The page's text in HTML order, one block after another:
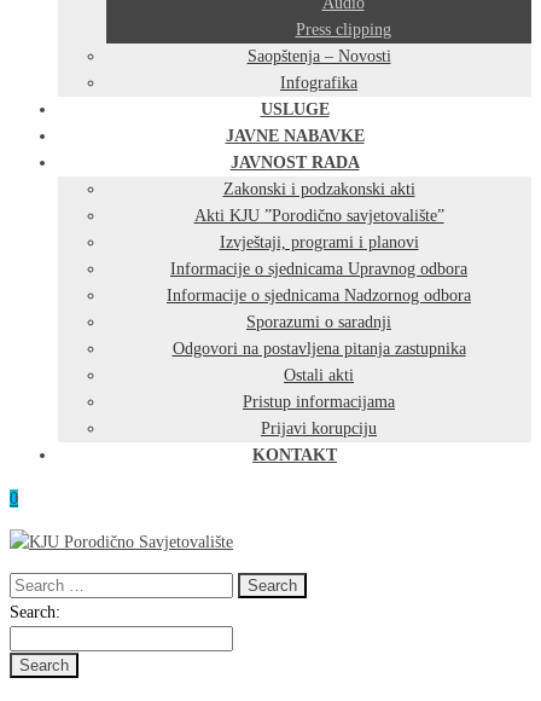
Press clipping
Saopštenja – Novosti
Infografika
USLUGE
JAVNE NABAVKE
JAVNOST RADA
Zakonski i podzakonski akti
Akti KJU ”Porodično savjetovalište”
Izvještaji, programi i planovi
Informacije o sjednicama Upravnog odbora
Informacije o sjednicama Nadzornog odbora
Sporazumi o saradnji
Odgovori na postavljena pitanja zastupnika
Ostali akti
Pristup informacijama
Prijavi korupciju
KONTAKT
0
Search
for:
Search
Search: